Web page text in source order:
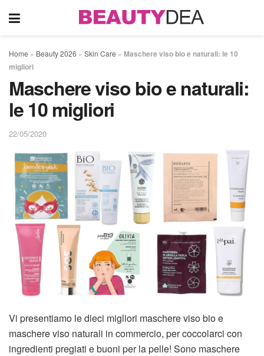
Home » Beauty 2026 » Skin Care » Maschere viso bio e naturali: le 10
migliori
Maschere viso bio e naturali:
le 10 migliori
22/05/2020
Vi presentiamo le dieci migliori maschere viso bio e
maschere viso naturali in commercio, per coccolarci con
ingredienti pregiati e buoni per la pelle! Sono maschere